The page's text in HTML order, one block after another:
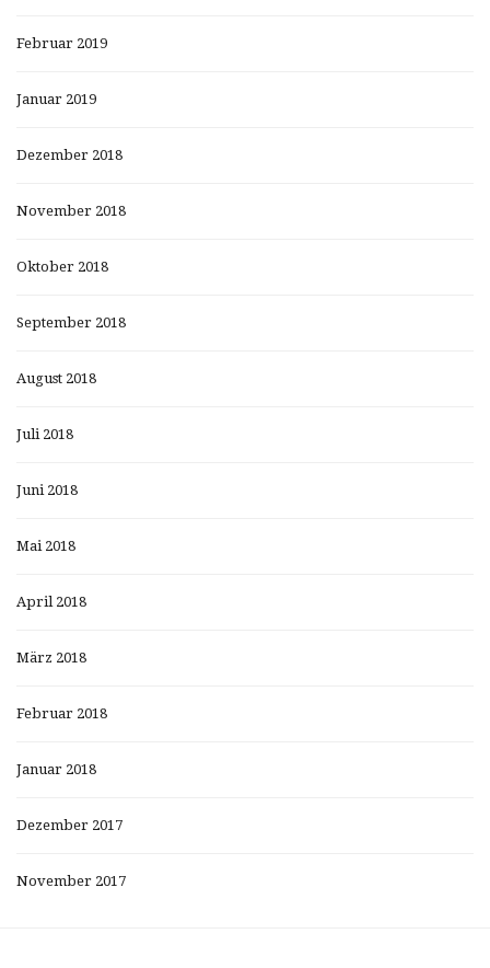
Februar 2019
Januar 2019
Dezember 2018
November 2018
Oktober 2018
September 2018
August 2018
Juli 2018
Juni 2018
Mai 2018
April 2018
März 2018
Februar 2018
Januar 2018
Dezember 2017
November 2017